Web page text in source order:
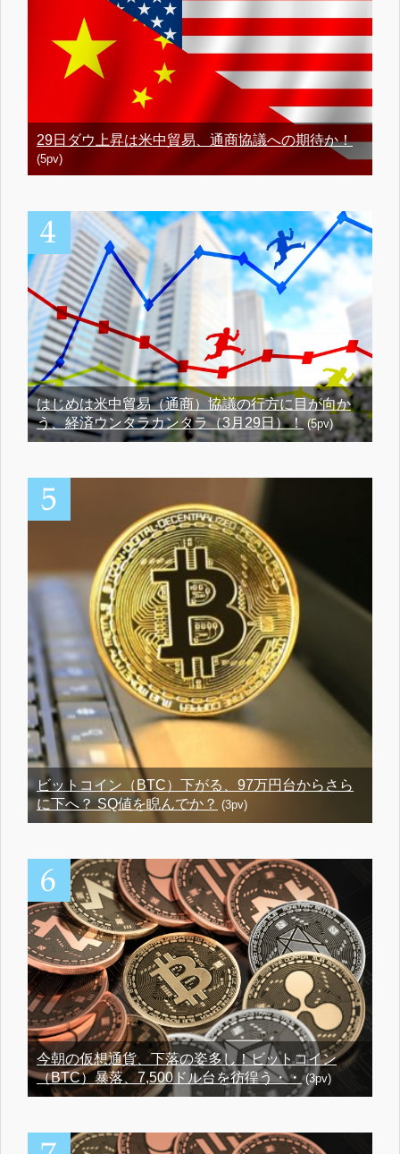
29日ダウ上昇は米中貿易、通商協議への期待か！
(5pv)
はじめは米中貿易（通商）協議の行方に目が向か
う、経済ウンタラカンタラ（3月29日）！(5pv)
ビットコイン（BTC）下がる、97万円台からさら
に下へ？ SQ値を睨んでか？ (3pv)
今朝の仮想通貨、下落の姿多し！ビットコイン
（BTC）暴落、7,500ドル台を彷徨う・・(3pv)